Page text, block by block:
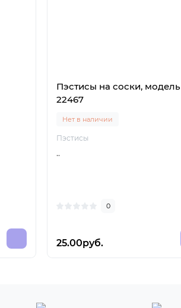
Пэстисы на соски, модель
22467
Нет в наличии
Пэстисы
..
0
25.00руб.